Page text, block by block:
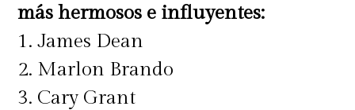
más hermosos e influyentes:
1. James Dean
2. Marlon Brando
3. Cary Grant